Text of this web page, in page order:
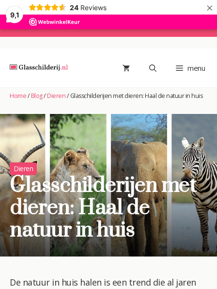
9,1
24 Reviews ×
Ga
inhoud
menu
Home/Blog/Dieren/Glasschilderijen met dieren: Haal de natuur in huis
Dieren
Glasschilderijen met
dieren: Haal de
natuur in huis
De natuur in huis halen is een trend die al jaren